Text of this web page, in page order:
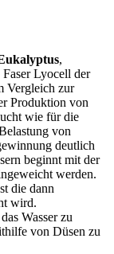
,
Lyocell der
Vergleich zur
Produktion von
wie für die
von
deutlich
beginnt mit der
werden.
die dann
wird.
Wasser zu
von Düsen zu